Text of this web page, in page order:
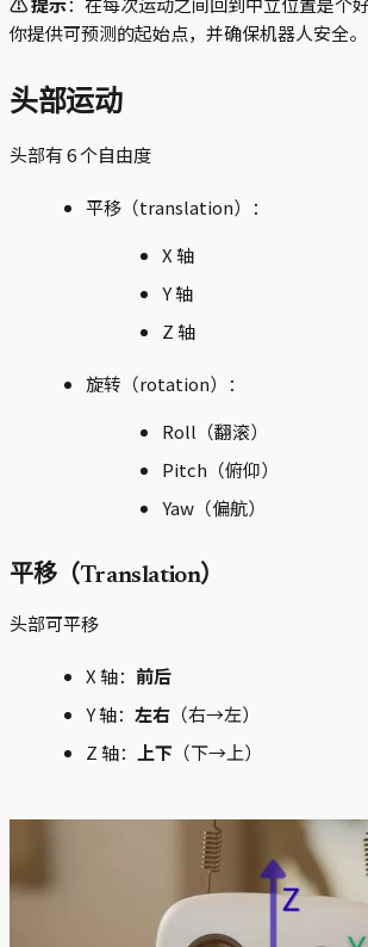
你提供可预测的起始点，并确保机器人安全。
头部运动
头部有 6 个自由度
平移（translation）：
X 轴
Y 轴
Z 轴
旋转（rotation）：
Roll（翻滚）
Pitch（俯仰）
Yaw（偏航）
平移（Translation）
头部可平移
X 轴： 前后
Y 轴： 左右 （右→左）
Z 轴： 上下 （下→上）